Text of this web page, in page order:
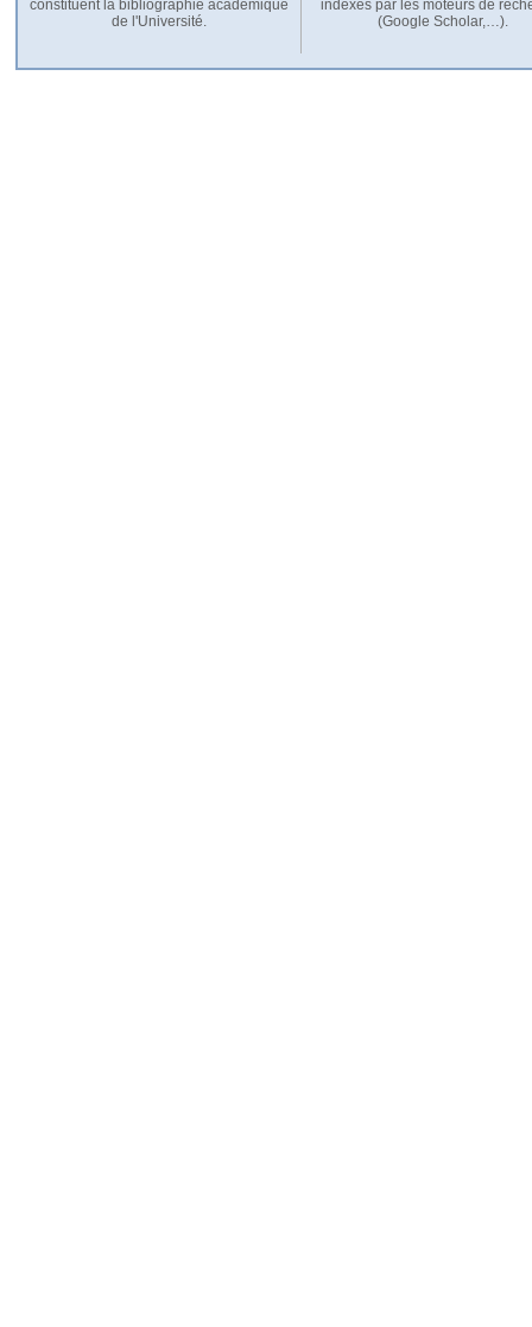
constituent la bibliographie académique
de l'Université.
indexés par les moteurs de
(Google Scholar,…).